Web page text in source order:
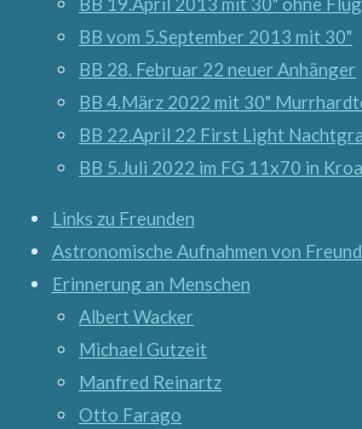
BB vom 5.September 2013 mit 30"
BB 28. Februar 22 neuer Anhänger
BB 4.März 2022 mit 30"
BB 22.April 22 First Light
BB 5.Juli 2022 im FG 11x70 in
Links zu Freunden
Astronomische Aufnahmen von
Erinnerung an Menschen
Albert Wacker
Michael Gutzeit
Manfred Reinartz
Otto Farago